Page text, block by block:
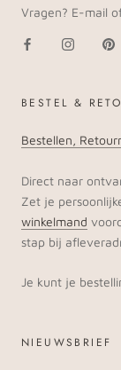
Vragen? E-mail
BESTEL &
Bestellen,
Direct naar
Zet je
winkelmand
stap bij
Je kunt je
NIEUWSBRIEF